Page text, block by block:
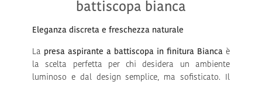
battiscopa bianca
Eleganza discreta e freschezza naturale
La presa aspirante a battiscopa in finitura Bianca è
la scelta perfetta per chi desidera un ambiente
luminoso e dal design semplice, ma sofisticato. Il